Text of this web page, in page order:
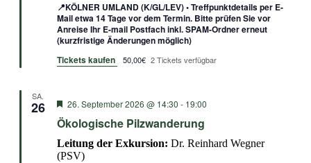
📍KÖLNER UMLAND (K/GL/LEV) • Treffpunktdetails per E-
Mail etwa 14 Tage vor dem Termin. Bitte prüfen Sie vor
Anreise Ihr E-mail Postfach inkl. SPAM-Ordner erneut
(kurzfristige Änderungen möglich)
Tickets kaufen
50,00€ 2 Tickets verfügbar
SA.
26 Empfohlen
26. September 2026 @ 14:30 - 19:00
Ökologische Pilzwanderung
Leitung der Exkursion: Dr. Reinhard Wegner
(PSV)